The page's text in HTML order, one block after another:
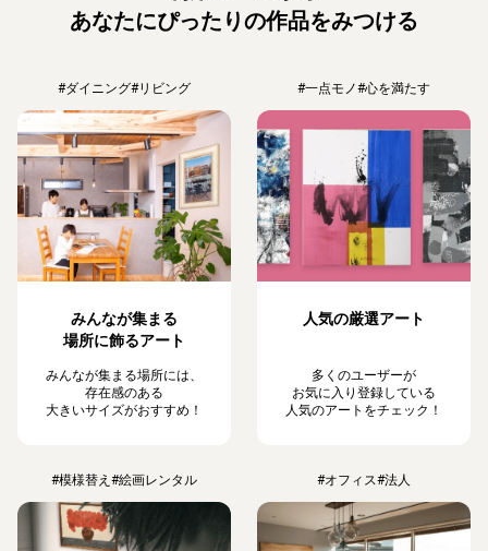
あなたにぴったりの作品をみつける
#ダイニング#リビング
みんなが集まる
場所に飾るアート
みんなが集まる場所には、
存在感のある
大きいサイズがおすすめ！
#一点モノ#心を満たす
人気の厳選アート
多くのユーザーが
お気に入り登録している
人気のアートをチェック！
#模様替え #絵画レンタル #オフィス#法人